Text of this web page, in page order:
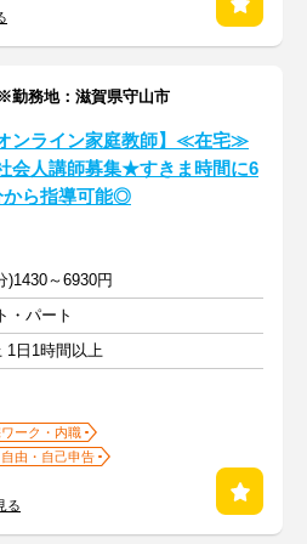
務地：滋賀県守山市
オンライン家庭教師】≪在宅≫
会人講師募集★すきま時間に6
から指導可能◎
)1430～6930円
・パート
1日1時間以上
ーク・内職
由・自己申告
る